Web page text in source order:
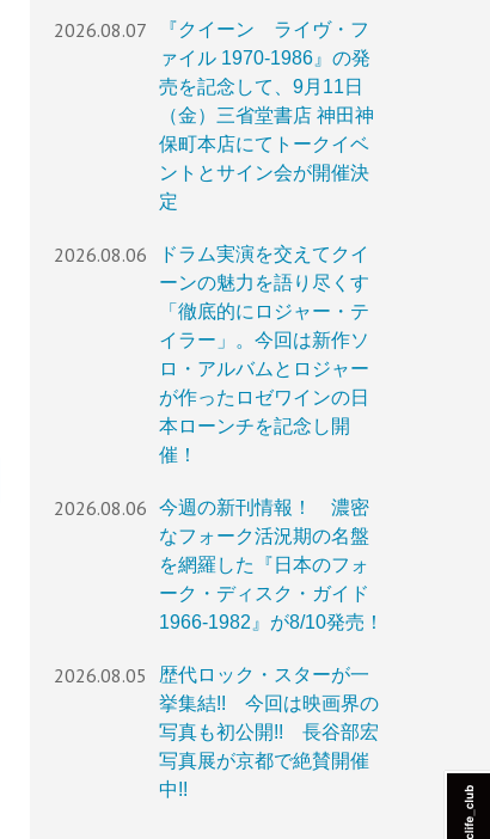
2026.08.07
『クイーン ライヴ・フ
ァイル 1970-1986』の発
売を記念して、9月11日
（金）三省堂書店 神田神
保町本店にてトークイベ
ントとサイン会が開催決
定
2026.08.06
ドラム実演を交えてクイ
ーンの魅力を語り尽くす
「徹底的にロジャー・テ
イラー」。今回は新作ソ
ロ・アルバムとロジャー
が作ったロゼワインの日
本ローンチを記念し開
催！
2026.08.06
今週の新刊情報！ 濃密
なフォーク活況期の名盤
を網羅した『日本のフォ
ーク・ディスク・ガイド
1966-1982』が8/10発売！
2026.08.05
歴代ロック・スターが一
挙集結!! 今回は映画界の
写真も初公開!! 長谷部宏
写真展が京都で絶賛開催
中!!